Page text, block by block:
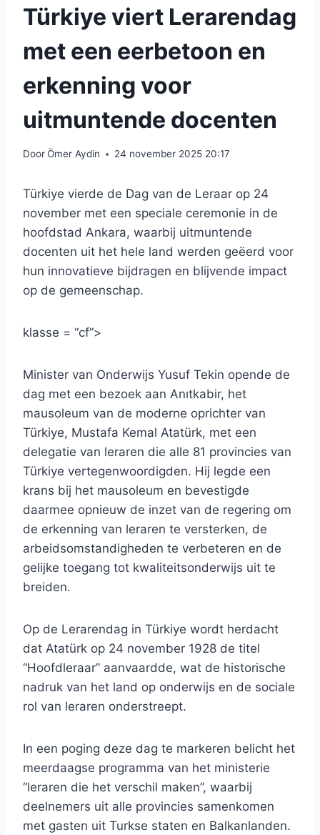
Türkiye viert Lerarendag
met een eerbetoon en
erkenning voor
uitmuntende docenten
DoorÖmer Aydin 24 november 2025 20:17
Türkiye vierde de Dag van de Leraar op 24
november met een speciale ceremonie in de
hoofdstad Ankara, waarbij uitmuntende
docenten uit het hele land werden geëerd voor
hun innovatieve bijdragen en blijvende impact
op de gemeenschap.
klasse = “cf”>
Minister van Onderwijs Yusuf Tekin opende de
dag met een bezoek aan Anıtkabir, het
mausoleum van de moderne oprichter van
Türkiye, Mustafa Kemal Atatürk, met een
delegatie van leraren die alle 81 provincies van
Türkiye vertegenwoordigden. Hij legde een
krans bij het mausoleum en bevestigde
daarmee opnieuw de inzet van de regering om
de erkenning van leraren te versterken, de
arbeidsomstandigheden te verbeteren en de
gelijke toegang tot kwaliteitsonderwijs uit te
breiden.
Op de Lerarendag in Türkiye wordt herdacht
dat Atatürk op 24 november 1928 de titel
“Hoofdleraar” aanvaardde, wat de historische
nadruk van het land op onderwijs en de sociale
rol van leraren onderstreept.
In een poging deze dag te markeren belicht het
meerdaagse programma van het ministerie
“leraren die het verschil maken”, waarbij
deelnemers uit alle provincies samenkomen
met gasten uit Turkse staten en Balkanlanden.